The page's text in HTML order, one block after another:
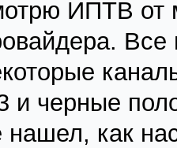
ИПТВ от
Все
и черные
нашел, как